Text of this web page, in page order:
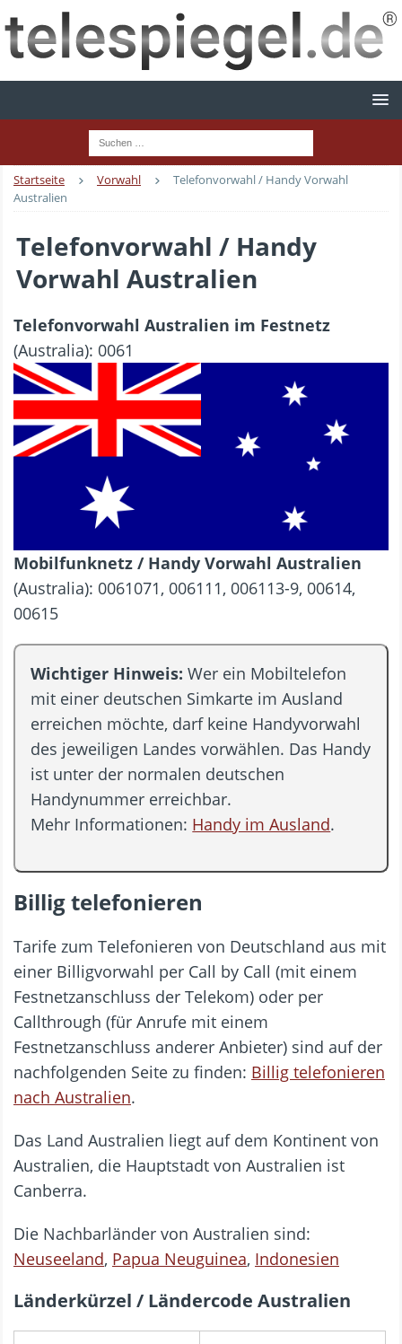
Startseite Vorwahl
Telefonvorwahl / Handy Vorwahl
Australien
Telefonvorwahl / Handy
Vorwahl Australien
Telefonvorwahl Australien im Festnetz
(Australia): 0061
Mobilfunknetz / Handy Vorwahl Australien
(Australia): 0061071, 006111, 006113-9, 00614,
00615
Wichtiger Hinweis: Wer ein Mobiltelefon
mit einer deutschen Simkarte im Ausland
erreichen möchte, darf keine Handyvorwahl
des jeweiligen Landes vorwählen. Das Handy
ist unter der normalen deutschen
Handynummer erreichbar.
Mehr Informationen: Handy im Ausland.
Billig telefonieren
Tarife zum Telefonieren von Deutschland aus mit
einer Billigvorwahl per Call by Call (mit einem
Festnetzanschluss der Telekom) oder per
Callthrough (für Anrufe mit einem
Festnetzanschluss anderer Anbieter) sind auf der
nachfolgenden Seite zu finden: Billig telefonieren
nach Australien.
Das Land Australien liegt auf dem Kontinent von
Australien, die Hauptstadt von Australien ist
Canberra.
Die Nachbarländer von Australien sind:
Neuseeland, Papua Neuguinea, Indonesien
Länderkürzel / Ländercode Australien